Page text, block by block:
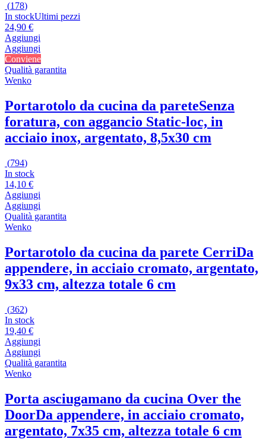
(178)
In stockUltimi pezzi
24,90 €
Aggiungi
Aggiungi
Conviene
Qualità garantita
Wenko
Portarotolo da cucina da pareteSenza
foratura, con aggancio Static-loc, in
acciaio inox, argentato, 8,5x30 cm
(794)
In stock
14,10 €
Aggiungi
Aggiungi
Qualità garantita
Wenko
Portarotolo da cucina da parete CerriDa
appendere, in acciaio cromato, argentato,
9x33 cm, altezza totale 6 cm
(362)
In stock
19,40 €
Aggiungi
Aggiungi
Qualità garantita
Wenko
Porta asciugamano da cucina Over the
DoorDa appendere, in acciaio cromato,
argentato, 7x35 cm, altezza totale 6 cm